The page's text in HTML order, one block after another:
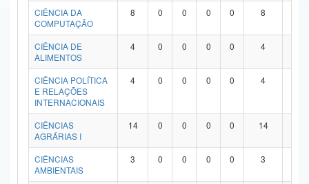
Banco Central do Brasil
CIÊNCIA DA
COMPUTAÇÃO
8 0 0 0 0 8
CIÊNCIA DE
ALIMENTOS
4 0 0 0 0 4
CIÊNCIA POLÍTICA
E RELAÇÕES
INTERNACIONAIS
4 0 0 0 0 4
CIÊNCIAS
AGRÁRIAS I
14 0 0 0 0 14
CIÊNCIAS
AMBIENTAIS
3 0 0 0 0 3